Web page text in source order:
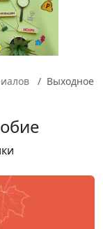
Выходное